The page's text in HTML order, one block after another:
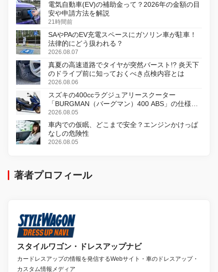
電気自動車(EV)の補助金って？2026年の金額の目
安や申請方法を解説
21時間前
SAやPAのEV充電スペースにガソリン車が駐車！
法律的にどう扱われる？
2026.08.07
真夏の高速道路でタイヤが突然バースト!? 炎天下
のドライブ前に知っておくべき点検内容とは
2026.08.06
スズキの400ccラグジュアリースクーター
「BURGMAN（バーグマン）400 ABS」の仕様を
変更し、8月18日に発売
2026.08.05
車内での仮眠、どこまで安全？エンジンかけっぱ
なしの危険性
2026.08.05
著者プロフィール
スタイルワゴン・ドレスアップナビ
カードレスアップの情報を発信するWebサイト・車のドレスアップ・
カスタム情報メディア